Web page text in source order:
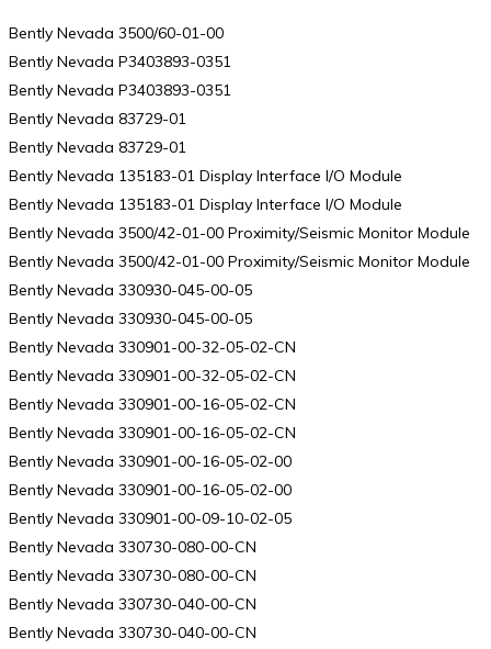
Bently Nevada 3500/60-01-00
Bently Nevada P3403893-0351
Bently Nevada P3403893-0351
Bently Nevada 83729-01
Bently Nevada 83729-01
Bently Nevada 135183-01 Display Interface I/O Module
Bently Nevada 135183-01 Display Interface I/O Module
Bently Nevada 3500/42-01-00 Proximity/Seismic Monitor Module
Bently Nevada 3500/42-01-00 Proximity/Seismic Monitor Module
Bently Nevada 330930-045-00-05
Bently Nevada 330930-045-00-05
Bently Nevada 330901-00-32-05-02-CN
Bently Nevada 330901-00-32-05-02-CN
Bently Nevada 330901-00-16-05-02-CN
Bently Nevada 330901-00-16-05-02-CN
Bently Nevada 330901-00-16-05-02-00
Bently Nevada 330901-00-16-05-02-00
Bently Nevada 330901-00-09-10-02-05
Bently Nevada 330730-080-00-CN
Bently Nevada 330730-080-00-CN
Bently Nevada 330730-040-00-CN
Bently Nevada 330730-040-00-CN